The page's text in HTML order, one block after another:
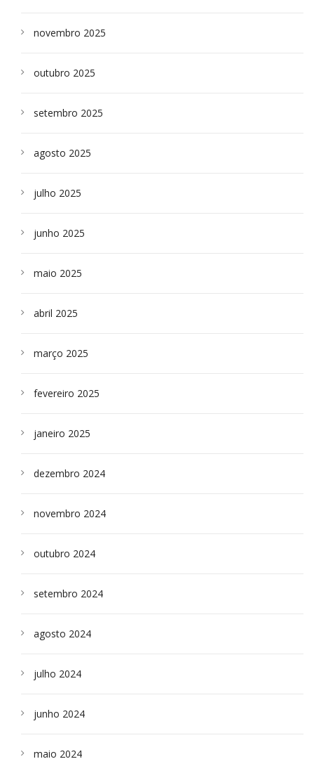
novembro 2025
outubro 2025
setembro 2025
agosto 2025
julho 2025
junho 2025
maio 2025
abril 2025
março 2025
fevereiro 2025
janeiro 2025
dezembro 2024
novembro 2024
outubro 2024
setembro 2024
agosto 2024
julho 2024
junho 2024
maio 2024